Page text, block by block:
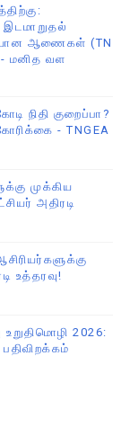
இடமாறுதல்
ஆணைகள் (TN
மனித வள
நிதி குறைப்பா?
- TNGEA
முக்கிய
அதிரடி
உத்தரவு!
உறுதிமொழி 2026: